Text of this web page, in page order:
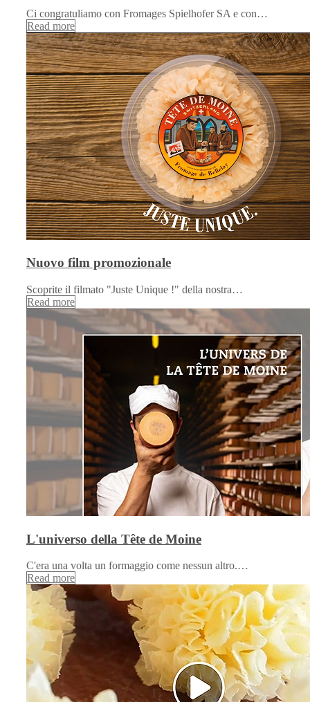
Ci congratuliamo con Fromages Spielhofer SA e con…
Read more
Nuovo film promozionale
Scoprite il filmato "Juste Unique !" della nostra…
Read more
L'universo della Tête de Moine
C'era una volta un formaggio come nessun altro.…
Read more